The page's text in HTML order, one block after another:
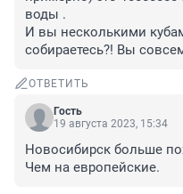
воды .
И вы несколькими
собираетесь?! Вы
ОТВЕТИТЬ
Гость
19 августа 2023, 15:34
Новосибирск больше
Чем на европейские.